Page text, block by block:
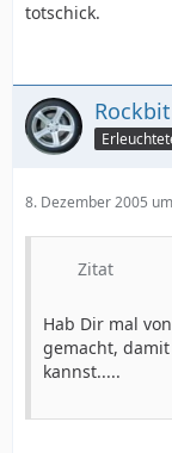
totschick.
Rockbit
8. Dezember 2005
Zitat
Hab Dir mal
gemacht,
kannst.....